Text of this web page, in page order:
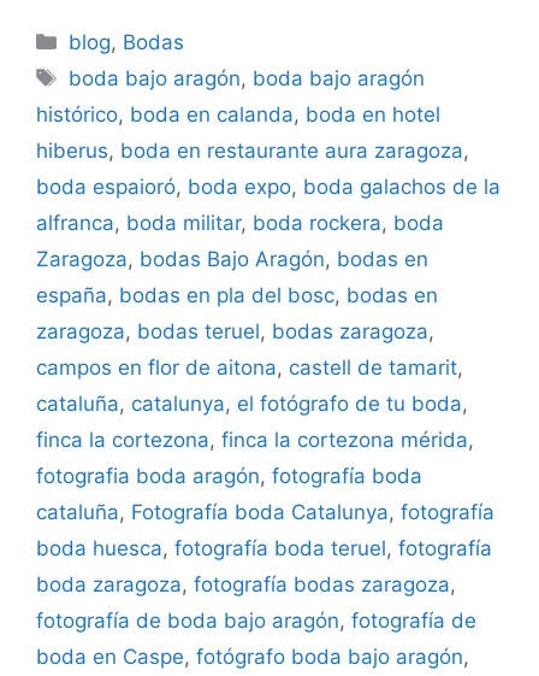
Categorías
blog, Bodas
Etiquetas
boda bajo aragón, boda bajo aragón
histórico, boda en calanda, boda en hotel
hiberus, boda en restaurante aura zaragoza,
boda espaioró, boda expo, boda galachos de la
alfranca, boda militar, boda rockera, boda
Zaragoza, bodas Bajo Aragón, bodas en
españa, bodas en pla del bosc, bodas en
zaragoza, bodas teruel, bodas zaragoza,
campos en flor de aitona, castell de tamarit,
cataluña, catalunya, el fotógrafo de tu boda,
finca la cortezona, finca la cortezona mérida,
fotografia boda aragón, fotografía boda
cataluña, Fotografía boda Catalunya, fotografía
boda huesca, fotografía boda teruel, fotografía
boda zaragoza, fotografía bodas zaragoza,
fotografía de boda bajo aragón, fotografía de
boda en Caspe, fotógrafo boda bajo aragón,